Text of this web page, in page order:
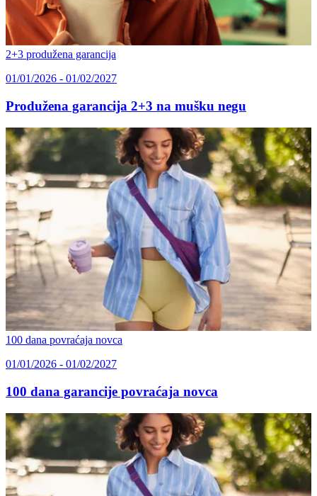
2+3 produžena garancija
01/01/2026 - 01/02/2027
Produžena garancija 2+3 na mušku negu
100 dana povraćaja novca
01/01/2026 - 01/02/2027
100 dana garancije povraćaja novca